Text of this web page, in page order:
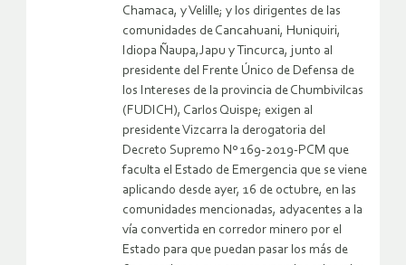
Chamaca, y Velille; y los dirigentes de las
comunidades de Cancahuani, Huniquiri,
Idiopa Ñaupa,Japu y Tincurca, junto al
presidente del Frente Único de Defensa de
los Intereses de la provincia de Chumbivilcas
(FUDICH), Carlos Quispe; exigen al
presidente Vizcarra la derogatoria del
Decreto Supremo Nº 169-2019-PCM que
faculta el Estado de Emergencia que se viene
aplicando desde ayer, 16 de octubre, en las
comunidades mencionadas, adyacentes a la
vía convertida en corredor minero por el
Estado para que puedan pasar los más de